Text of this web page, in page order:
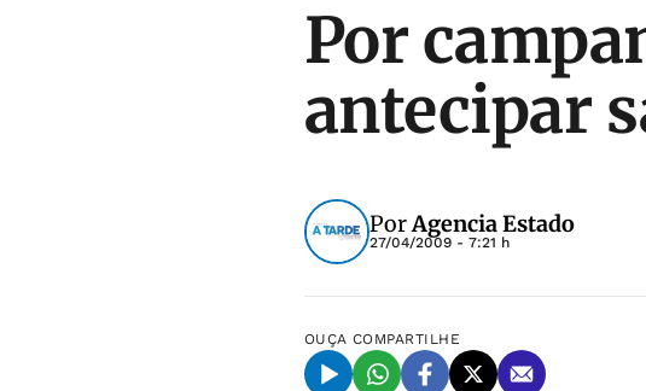
Por
antecipar
PorAgencia Estado
27/04/2009 - 7:21 h
OUÇA COMPARTILHE